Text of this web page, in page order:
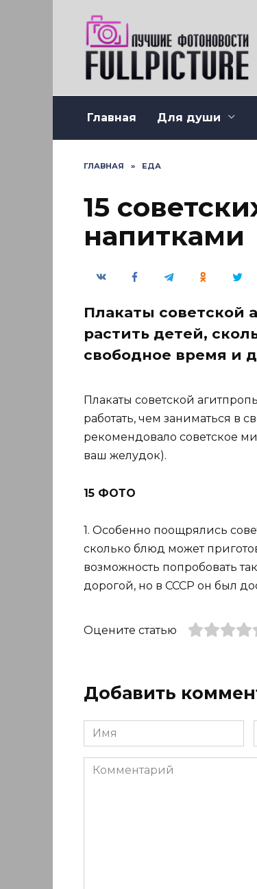
Главная Для души
ГЛАВНАЯ » ЕДА
15
напитками
Плакаты советской
растить детей,
свободное время и
Плакаты советской
работать, чем заниматься в
рекомендовало советское
ваш желудок).
15 ФОТО
1. Особенно поощрялись
сколько блюд может
возможность попробовать
дорогой, но в СССР он был
Оцените статью
Добавить
Имя
*
Комментарий